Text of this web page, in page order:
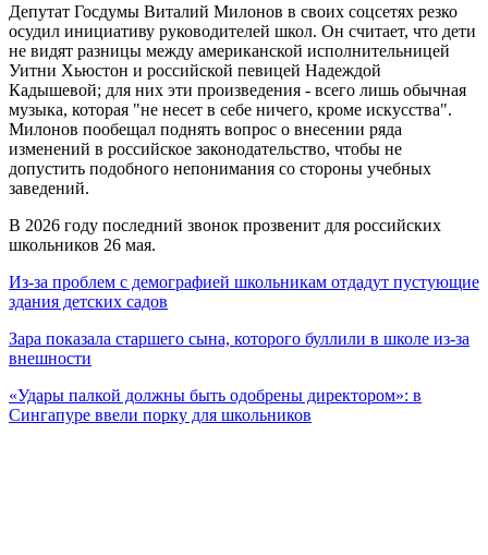
Депутат Госдумы Виталий Милонов в своих соцсетях резко
осудил инициативу руководителей школ. Он считает, что дети
не видят разницы между американской исполнительницей
Уитни Хьюстон и российской певицей Надеждой
Кадышевой; для них эти произведения - всего лишь обычная
музыка, которая "не несет в себе ничего, кроме искусства".
Милонов пообещал поднять вопрос о внесении ряда
изменений в российское законодательство, чтобы не
допустить подобного непонимания со стороны учебных
заведений.
В 2026 году последний звонок прозвенит для российских
школьников 26 мая.
Из-за проблем с демографией школьникам отдадут пустующие
здания детских садов
Зара показала старшего сына, которого буллили в школе из-за
внешности
«Удары палкой должны быть одобрены директором»: в
Сингапуре ввели порку для школьников